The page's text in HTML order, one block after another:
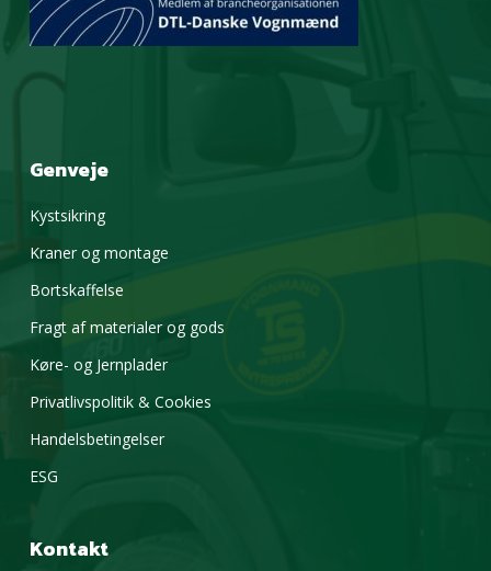
Genveje
Kystsikring
Kraner og montage
Bortskaffelse
Fragt af materialer og gods
Køre- og Jernplader
Privatlivspolitik & Cookies
Handelsbetingelser
ESG
Kontakt